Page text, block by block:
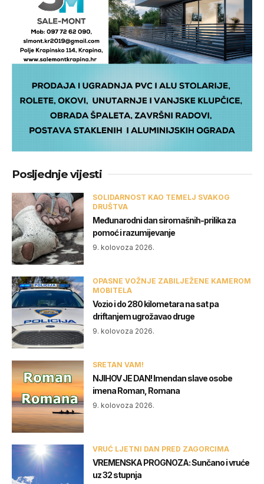
Posljednje vijesti
SOLIDARNOST KAO TEMELJ SVAKOG
DRUŠTVA
Međunarodni dan siromašnih-prilika za
pomoć i razumijevanje
9. kolovoza 2026.
OPASNE VOŽNJE ZABILJEŽENE KAMEROM
MOBITELA
Vozio i do 280 kilometara na sat pa
driftanjem ugrožavao druge
9. kolovoza 2026.
SRETAN VAM!
NJIHOV JE DAN! Imendan slave osobe
imena Roman, Romana
9. kolovoza 2026.
VRUĆ LJETNI DAN PRED ZAGORCIMA
VREMENSKA PROGNOZA: Sunčano i vruće
uz 32 stupnja